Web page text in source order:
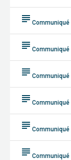
subject
subject
subject
subject
subject
subject